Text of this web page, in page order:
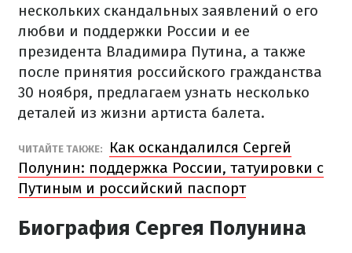
нескольких скандальных заявлений о его
любви и поддержки России и ее
президента Владимира Путина, а также
после принятия российского гражданства
30 ноября, предлагаем узнать несколько
деталей из жизни артиста балета.
ЧИТАЙТЕ ТАКЖЕ:
Как оскандалился Сергей
Полунин: поддержка России, татуировки с
Путиным и российский паспорт
Биография Сергея Полунина